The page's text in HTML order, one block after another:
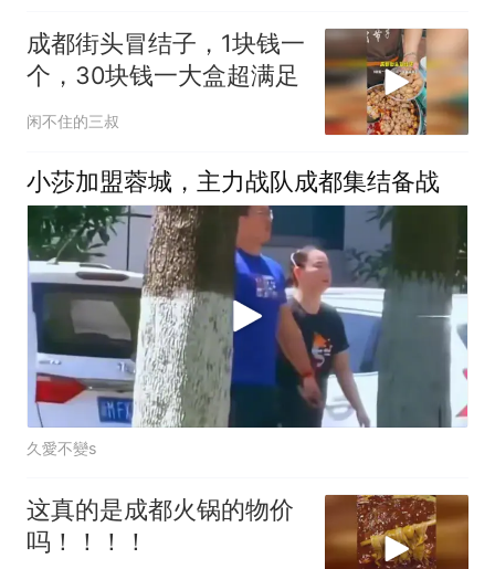
成都街头冒结子，1块钱一
个，30块钱一大盒超满足
闲不住的三叔
小莎加盟蓉城，主力战队成都集结备战
久愛不變s
这真的是成都火锅的物价
吗！！！！